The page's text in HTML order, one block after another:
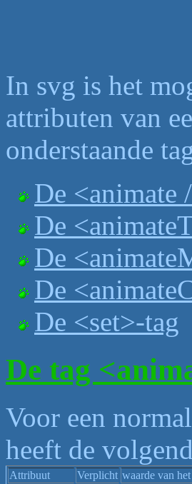
In svg is het
attributen van
onderstaande
De <animate
De
De
De
De <set>-tag
De tag
Voor een
heeft de
Attribuut Verplicht waarde van